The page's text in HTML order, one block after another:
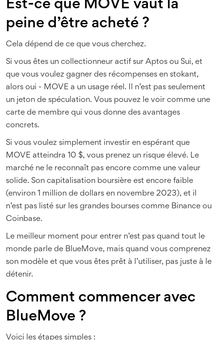
Est-ce que MOVE vaut la
peine d’être acheté ?
Cela dépend de ce que vous cherchez.
Si vous êtes un collectionneur actif sur Aptos ou Sui, et
que vous voulez gagner des récompenses en stokant,
alors oui - MOVE a un usage réel. Il n’est pas seulement
un jeton de spéculation. Vous pouvez le voir comme une
carte de membre qui vous donne des avantages
concrets.
Si vous voulez simplement investir en espérant que
MOVE atteindra 10 $, vous prenez un risque élevé. Le
marché ne le reconnaît pas encore comme une valeur
solide. Son capitalisation boursière est encore faible
(environ 1 million de dollars en novembre 2023), et il
n’est pas listé sur les grandes bourses comme Binance ou
Coinbase.
Le meilleur moment pour entrer n’est pas quand tout le
monde parle de BlueMove, mais quand vous comprenez
son modèle et que vous êtes prêt à l’utiliser, pas juste à le
détenir.
Comment commencer avec
BlueMove ?
Voici les étapes simples :